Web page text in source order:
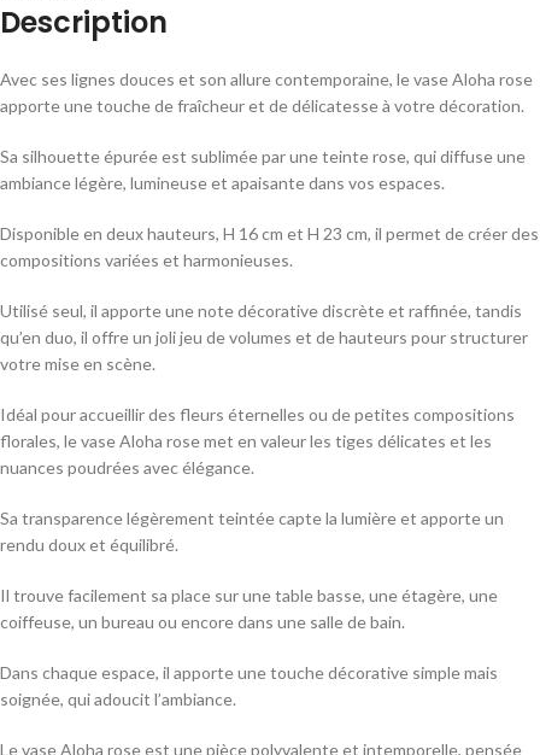
Description
Avec ses lignes douces et son allure contemporaine, le vase Aloha rose
apporte une touche de fraîcheur et de délicatesse à votre décoration.
Sa silhouette épurée est sublimée par une teinte rose, qui diffuse une
ambiance légère, lumineuse et apaisante dans vos espaces.
Disponible en deux hauteurs, H 16 cm et H 23 cm, il permet de créer des
compositions variées et harmonieuses.
Utilisé seul, il apporte une note décorative discrète et raffinée, tandis
qu’en duo, il offre un joli jeu de volumes et de hauteurs pour structurer
votre mise en scène.
Idéal pour accueillir des fleurs éternelles ou de petites compositions
florales, le vase Aloha rose met en valeur les tiges délicates et les
nuances poudrées avec élégance.
Sa transparence légèrement teintée capte la lumière et apporte un
rendu doux et équilibré.
Il trouve facilement sa place sur une table basse, une étagère, une
coiffeuse, un bureau ou encore dans une salle de bain.
Dans chaque espace, il apporte une touche décorative simple mais
soignée, qui adoucit l’ambiance.
Le vase Aloha rose est une pièce polyvalente et intemporelle, pensée